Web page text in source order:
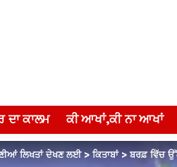
ਦਾ ਕਾਲਮ ਕੀ ਆਖਾਂ,ਕੀ ਨਾ ਆਖਾਂ
ਲਿਖਤਾਂ ਦੇਖਣ ਲਈ> ਕਿਤਾਬਾਂ> ਬਰਫ਼ ਵਿੱਚ